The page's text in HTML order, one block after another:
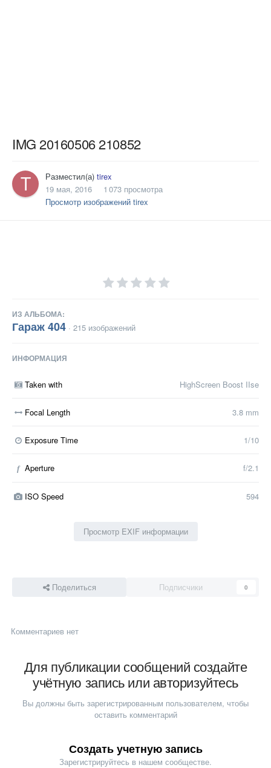
IMG 20160506 210852
Разместил(а) tirex
19 мая, 2016
1 073 просмотра
Просмотр изображений tirex
ИЗ АЛЬБОМА:
Гараж 404 · 215 изображений
ИНФОРМАЦИЯ
Taken with HighScreen Boost IIse
Focal Length 3.8 mm
Exposure Time 1/10
f Aperture f/2.1
ISO Speed 594
Просмотр EXIF информации
Поделиться Подписчики 0
Комментариев нет
Для публикации сообщений создайте
учётную запись или авторизуйтесь
Вы должны быть зарегистрированным пользователем, чтобы
оставить комментарий
Создать учетную запись
Зарегистрируйтесь в нашем сообществе.